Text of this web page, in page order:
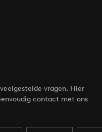
vragen. Hier
contact met ons